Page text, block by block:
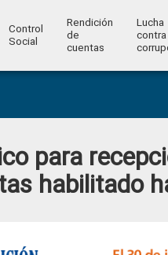
Control
Social
Rendición
de
cuentas
Lucha
contra
para
habilitado